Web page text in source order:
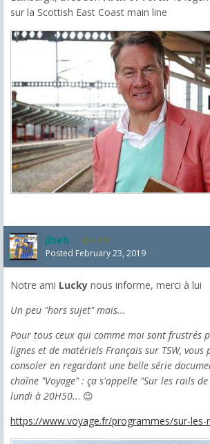
sur la Scottish East Coast main line
jibeh 5,475
Posted February 23, 2019
Notre ami Lucky nous informe, merci à lui
Un peu "hors sujet" mais...
Pour tous ceux qui comme moi sont frustrés
lignes et de matériels Français sur TSW, vous
consoler en regardant une belle série
chaîne "Voyage" : ça s'appelle "Sur les rails
lundi à 20H50... 😉
https://www.voyage.fr/programmes/sur-les-